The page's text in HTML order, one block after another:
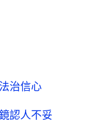
治信心
認人不妥